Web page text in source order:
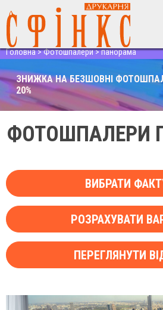
Головна>Фотошпалери>панорама
ЗНИЖКА НА БЕЗШОВНІ
20%
ФОТОШПАЛЕРИ
ВИБРАТИ
РОЗРАХУВАТИ
ПЕРЕГЛЯНУТИ